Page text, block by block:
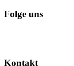
Folge uns
Kontakt